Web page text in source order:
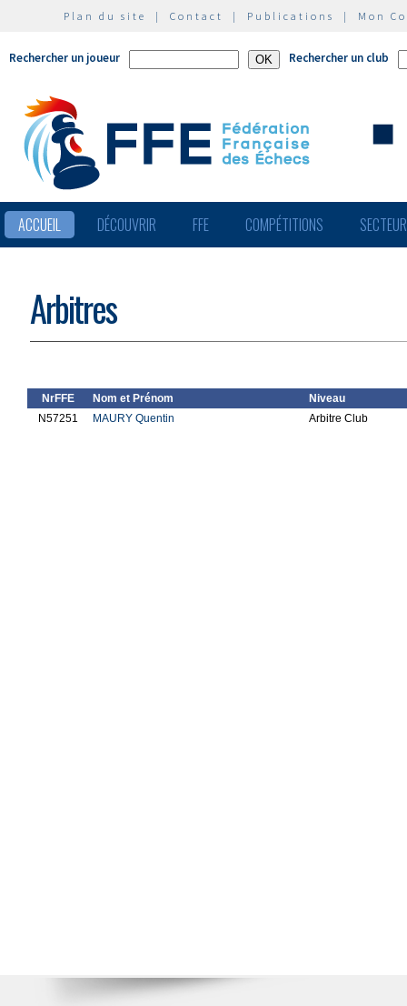
Plan du site | Contact | Publications | Mon
Rechercher un joueur Rechercher un club
ACCUEIL DÉCOUVRIR FFE COMPÉTITIONS
Arbitres
NrFFE Nom et Prénom
Niveau
N57251
MAURY Quentin Arbitre Club